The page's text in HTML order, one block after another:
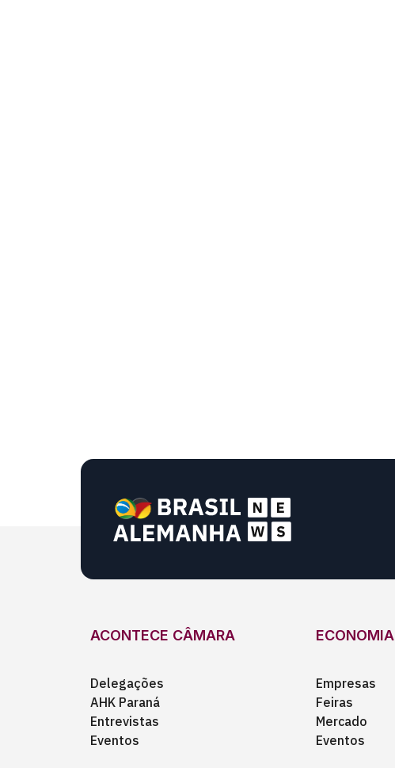
ACONTECE CÂMARA
Delegações
AHK Paraná
Entrevistas
Eventos
ECONOMIA
Empresas
Feiras
Mercado
Eventos